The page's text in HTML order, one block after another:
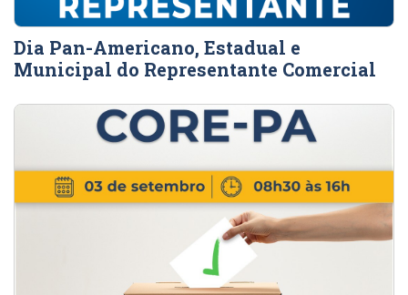
Dia Pan-Americano, Estadual e
Municipal do Representante Comercial